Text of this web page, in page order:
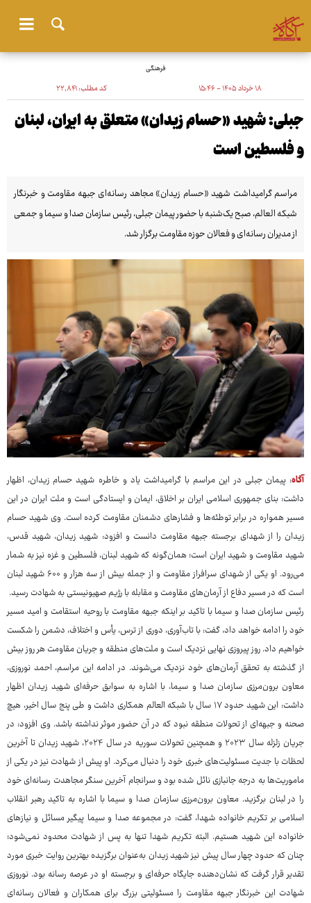
فرهنگی
۱۸ خرداد ۱۴۰۵ - ۱۵:۴۶ کد مطلب:۲۲٬۸۴۱
جبلی: شهید «حسام زیدان» متعلق به ایران، لبنان
و فلسطین است
مراسم گرامیداشت شهید «حسام زیدان» مجاهد رسانه‌ای جبهه مقاومت و خبرنگار
شبکه العالم، صبح یک‌شنبه با حضور پیمان جبلی، رئیس سازمان صدا و سیما و جمعی
از مدیران رسانه‌ای و فعالان حوزه مقاومت برگزار شد.
آگاه: پیمان جبلی در این مراسم با گرامیداشت یاد و خاطره شهید حسام زیدان، اظهار
داشت: بنای جمهوری اسلامی ایران بر اخلاق، ایمان و ایستادگی است و ملت ایران در این
مسیر همواره در برابر توطئه‌ها و فشارهای دشمنان مقاومت کرده است. وی شهید حسام
زیدان را از شهدای برجسته جبهه مقاومت دانست و افزود: شهید زیدان، شهید قدس،
شهید مقاومت و شهید ایران است؛ همان‌گونه که شهید لبنان، فلسطین و غزه نیز به شمار
می‌رود. او یکی از شهدای سرافراز مقاومت و از جمله بیش از سه هزار و ۶۰۰ شهید لبنان
است که در مسیر دفاع از آرمان‌های مقاومت و مقابله با رژیم صهیونیستی به شهادت رسید.
رئیس سازمان صدا و سیما با تاکید بر اینکه جبهه مقاومت با روحیه استقامت و امید مسیر
خود را ادامه خواهد داد، گفت: با تاب‌آوری، دوری از ترس، یأس و اختلاف، دشمن را شکست
خواهیم داد. روز پیروزی نهایی نزدیک است و ملت‌های منطقه و جریان مقاومت هر روز بیش
از گذشته به تحقق آرمان‌های خود نزدیک می‌شوند. در ادامه این مراسم، احمد نوروزی،
معاون برون‌مرزی سازمان صدا و سیما، با اشاره به سوابق حرفه‌ای شهید زیدان اظهار
داشت: این شهید حدود ۱۷ سال با شبکه العالم همکاری داشت و طی پنج سال اخیر، هیچ
صحنه و جبهه‌ای از تحولات منطقه نبود که در آن حضور موثر نداشته باشد. وی افزود: در
جریان زلزله سال ۲۰۲۳ و همچنین تحولات سوریه در سال ۲۰۲۴، شهید زیدان تا آخرین
لحظات با جدیت مسئولیت‌های خبری خود را دنبال می‌کرد. او پیش از شهادت نیز در یکی از
ماموریت‌ها به درجه جانبازی نائل شده بود و سرانجام آخرین سنگر مجاهدت رسانه‌ای خود
را در لبنان برگزید. معاون برون‌مرزی سازمان صدا و سیما با اشاره به تاکید رهبر انقلاب
اسلامی بر تکریم خانواده شهدا، گفت: در مجموعه صدا و سیما پیگیر مسائل و نیازهای
خانواده این شهید هستیم. البته تکریم شهدا تنها به پس از شهادت محدود نمی‌شود؛
چنان‌ که حدود چهار سال پیش نیز شهید زیدان به‌عنوان برگزیده بهترین روایت خبری مورد
تقدیر قرار گرفت که نشان‌دهنده جایگاه حرفه‌ای و برجسته او در عرصه رسانه بود. نوروزی
شهادت این خبرنگار جبهه مقاومت را مسئولیتی بزرگ برای همکاران و فعالان رسانه‌ای